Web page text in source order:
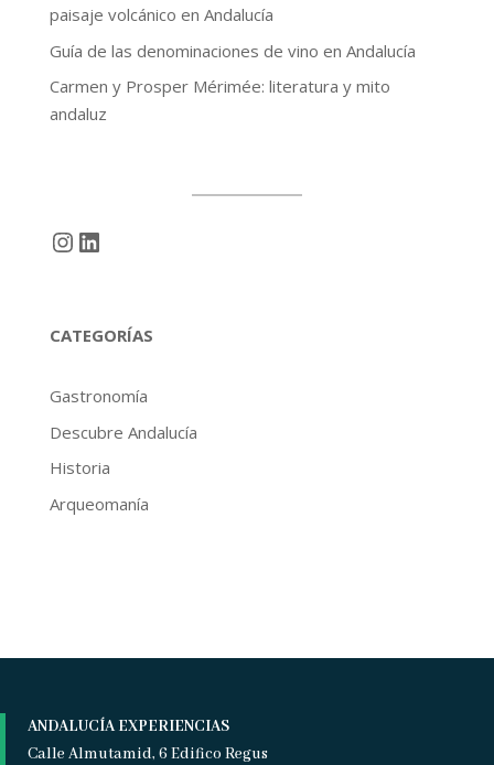
paisaje volcánico en Andalucía
Guía de las denominaciones de vino en Andalucía
Carmen y Prosper Mérimée: literatura y mito
andaluz
Instagram
LinkedIn
CATEGORÍAS
Gastronomía
Descubre Andalucía
Historia
Arqueomanía
ANDALUCÍA EXPERIENCIAS
Calle Almutamid, 6 Edifico Regus